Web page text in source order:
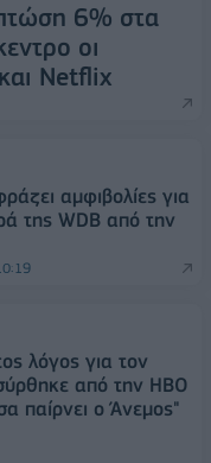
6% στα
οι
Netflix
αμφιβολίες για
της WDB από την
λόγος για τον
από την HBO
παίρνει ο Άνεμος"